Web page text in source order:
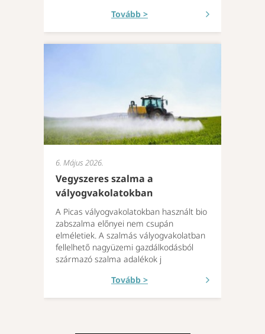
Tovább >
6. Május 2026.
Vegyszeres szalma a
vályogvakolatokban
A Picas vályogvakolatokban használt bio
zabszalma előnyei nem csupán
elméletiek. A szalmás vályogvakolatban
fellelhető nagyüzemi gazdálkodásból
származó szalma adalékok j
Tovább >